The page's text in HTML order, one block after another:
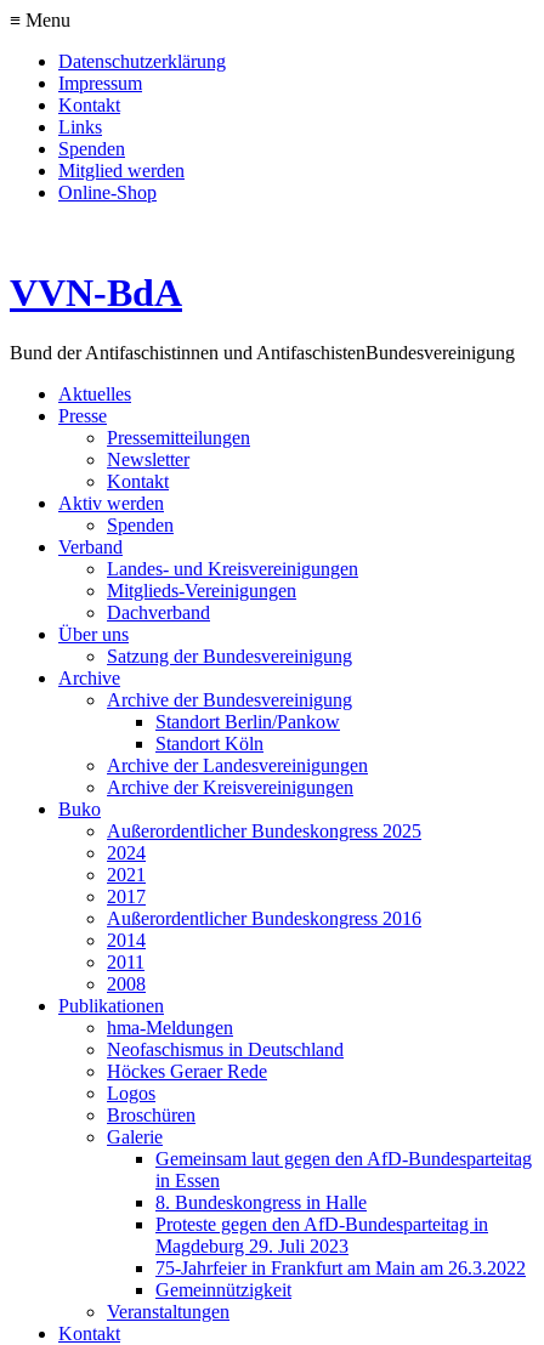
≡ Menu
Datenschutzerklärung
Impressum
Kontakt
Links
Spenden
Mitglied werden
Online-Shop
VVN-BdA
Bund der Antifaschistinnen und AntifaschistenBundesvereinigung
Aktuelles
Presse
Pressemitteilungen
Newsletter
Kontakt
Aktiv werden
Spenden
Verband
Landes- und Kreisvereinigungen
Mitglieds-Vereinigungen
Dachverband
Über uns
Satzung der Bundesvereinigung
Archive
Archive der Bundesvereinigung
Standort Berlin/Pankow
Standort Köln
Archive der Landesvereinigungen
Archive der Kreisvereinigungen
Buko
Außerordentlicher Bundeskongress 2025
2024
2021
2017
Außerordentlicher Bundeskongress 2016
2014
2011
2008
Publikationen
hma-Meldungen
Neofaschismus in Deutschland
Höckes Geraer Rede
Logos
Broschüren
Galerie
Gemeinsam laut gegen den AfD-Bundesparteitag
in Essen
8. Bundeskongress in Halle
Proteste gegen den AfD-Bundesparteitag in
Magdeburg 29. Juli 2023
75-Jahrfeier in Frankfurt am Main am 26.3.2022
Gemeinnützigkeit
Veranstaltungen
Kontakt